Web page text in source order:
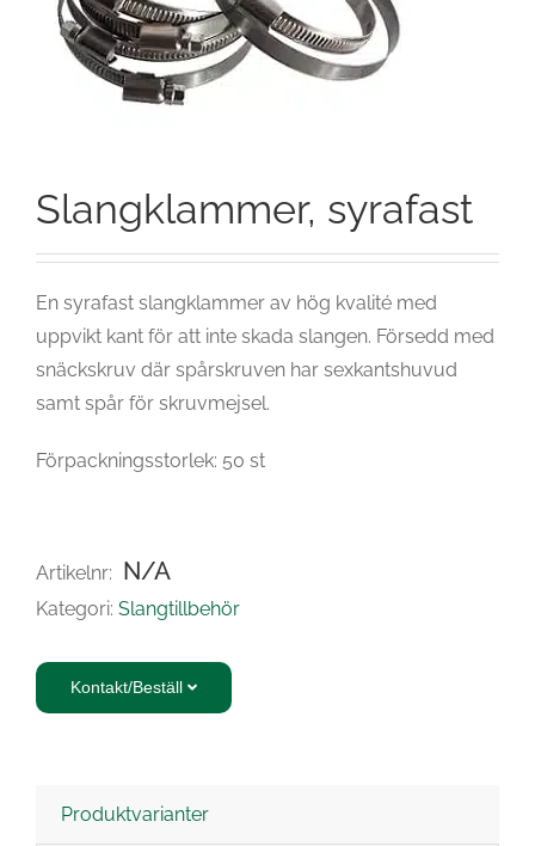
Slangklammer, syrafast
En syrafast slangklammer av hög kvalité med
uppvikt kant för att inte skada slangen. Försedd med
snäckskruv där spårskruven har sexkantshuvud
samt spår för skruvmejsel.
Förpackningsstorlek: 50 st
Artikelnr: N/A
Kategori: Slangtillbehör
Kontakt/Beställ
Produktvarianter